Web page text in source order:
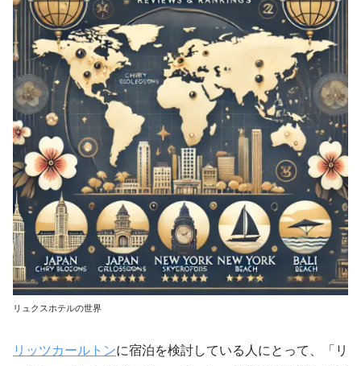
リュクスホテルの世界
リッツカールトンに宿泊を検討している人にとって、「リ